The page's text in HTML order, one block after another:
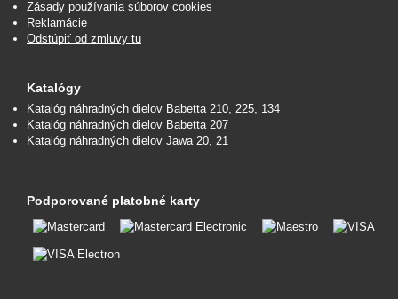
Zásady používania súborov cookies
Reklamácie
Odstúpiť od zmluvy tu
Katalógy
Katalóg náhradných dielov Babetta 210, 225, 134
Katalóg náhradných dielov Babetta 207
Katalóg náhradných dielov Jawa 20, 21
Podporované platobné karty